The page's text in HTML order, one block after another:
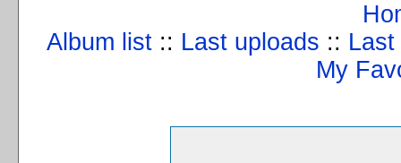
Album list :: Last uploads ::
My